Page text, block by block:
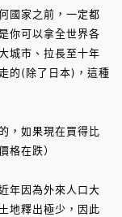
國家之前，一定都
你可以拿全世界各
城市、拉長至十年
的(除了日本)，這種
，如果現在買得比
格在跌）
年因為外來人口大
地釋出極少，因此